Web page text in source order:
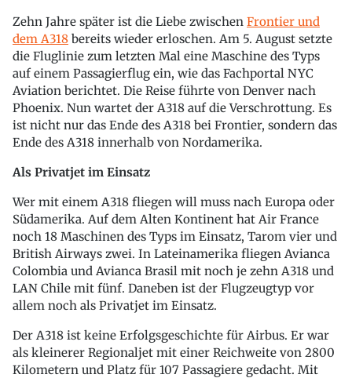
Zehn Jahre später ist die Liebe zwischen Frontier und
dem A318 bereits wieder erloschen. Am 5. August setzte
die Fluglinie zum letzten Mal eine Maschine des Typs
auf einem Passagierflug ein, wie das Fachportal NYC
Aviation berichtet. Die Reise führte von Denver nach
Phoenix. Nun wartet der A318 auf die Verschrottung. Es
ist nicht nur das Ende des A318 bei Frontier, sondern das
Ende des A318 innerhalb von Nordamerika.
Als Privatjet im Einsatz
Wer mit einem A318 fliegen will muss nach Europa oder
Südamerika. Auf dem Alten Kontinent hat Air France
noch 18 Maschinen des Typs im Einsatz, Tarom vier und
British Airways zwei. In Lateinamerika fliegen Avianca
Colombia und Avianca Brasil mit noch je zehn A318 und
LAN Chile mit fünf. Daneben ist der Flugzeugtyp vor
allem noch als Privatjet im Einsatz.
Der A318 ist keine Erfolgsgeschichte für Airbus. Er war
als kleinerer Regionaljet mit einer Reichweite von 2800
Kilometern und Platz für 107 Passagiere gedacht. Mit